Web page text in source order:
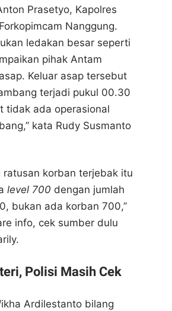
ke media lain
Prasetyo, Kapolres
Nanggung.
ledakan besar seperti
pihak Antam
Keluar asap tersebut
terjadi pukul 00.30
tidak ada operasional
kata Rudy Susmanto
ratusan korban terjebak itu
level 700 dengan jumlah
bukan ada korban 700,”
info, cek sumber dulu
Polisi Masih Cek
Ardilestanto bilang
ke media lain